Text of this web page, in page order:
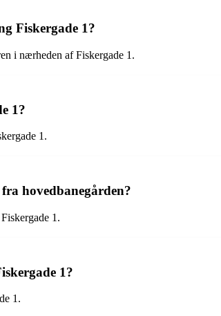
Fiskergade 1?
i nærheden af Fiskergade 1.
1?
1.
hovedbanegården?
1.
1?
1.